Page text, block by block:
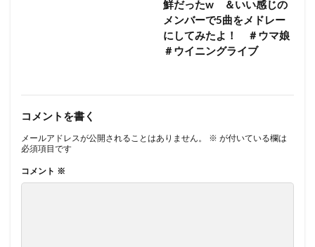
鮮だったw ＆いい感じの
メンバーで5曲をメドレー
にしてみたよ！ ＃ウマ娘
＃ウイニングライブ
コメントを書く
メールアドレスが公開されることはありません。 ※ が付いている欄は
必須項目です
コメント ※